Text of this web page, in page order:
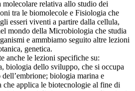
relativa allo studio dei
tra le biomolecole e Fisiologia che
esseri viventi a partire dalla cellula,
mondo della Microbiologia che studia
e ammbiamo seguito altre lezioni
genetica.
anche le lezioni specifiche su:
biologia dello sviluppo, che si occupa
biologia marina e
che applica le biotecnologie al fine di